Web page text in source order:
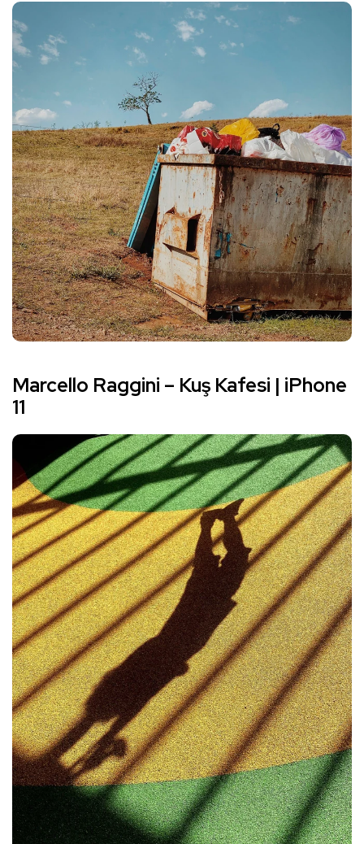
Marcello Raggini – Kuş Kafesi | iPhone
11